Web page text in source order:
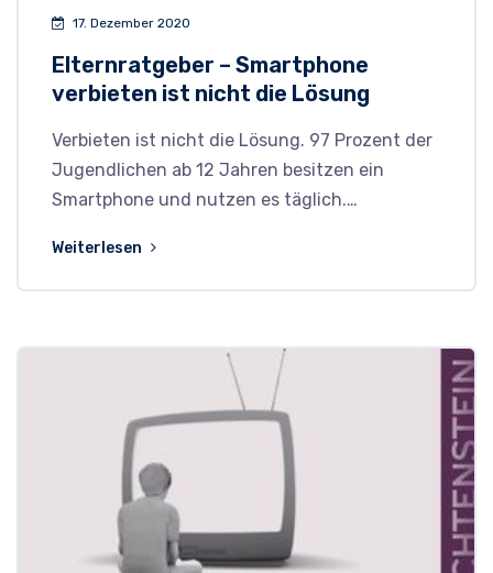
17. Dezember 2020
Elternratgeber – Smartphone
verbieten ist nicht die Lösung
Verbieten ist nicht die Lösung. 97 Prozent der
Jugendlichen ab 12 Jahren besitzen ein
Smartphone und nutzen es täglich.…
Weiterlesen